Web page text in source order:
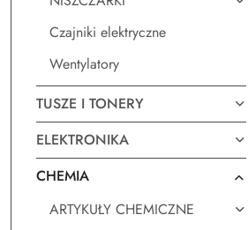
Czajniki elektryczne
Wentylatory
TUSZE I TONERY
ELEKTRONIKA
CHEMIA
ARTYKUŁY CHEMICZNE